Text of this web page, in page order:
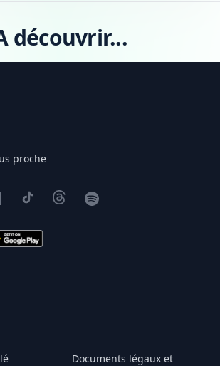
découvrir...
proche
TikTokThreadsSpotify
Play
journalistique
Documents légaux et